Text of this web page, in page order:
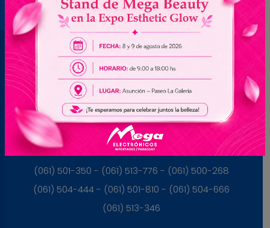
Brasil
(045) 3528-9053 - (045) 3528-8462
(045) 3025-7072 - (045) 3025-7736
(045) 3025-7713
Paraguay
(061) 501-350 - (061) 513-776 - (061) 500-268
(061) 504-444 - (061) 501-810 - (061) 504-666
(061) 513-346